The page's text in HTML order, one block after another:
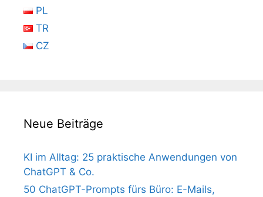
PL
TR
CZ
Neue Beiträge
KI im Alltag: 25 praktische Anwendungen von
ChatGPT & Co.
50 ChatGPT-Prompts fürs Büro: E-Mails,